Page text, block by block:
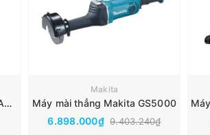
MÁY MÀI KHUÔN(6MM) MAKITA M9100B
Makita
Máy mài thẳng Makita GS5000
6.898.000₫ 9.403.240₫